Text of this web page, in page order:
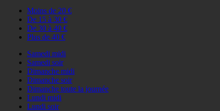
Moins de 20 €
De 15 à 30 €
De 30 à 40 €
Plus de 40 €
Samedi midi
Samedi soir
Dimanche midi
Dimanche soir
Dimanche toute la journée
Lundi midi
Lundi soir